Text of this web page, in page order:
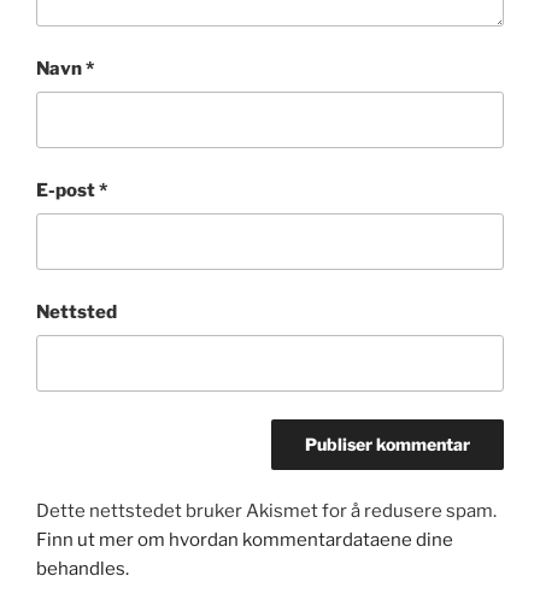
Navn*
E-post*
Nettsted
Dette nettstedet bruker Akismet for å redusere spam.
Finn ut mer om hvordan kommentardataene dine
behandles.